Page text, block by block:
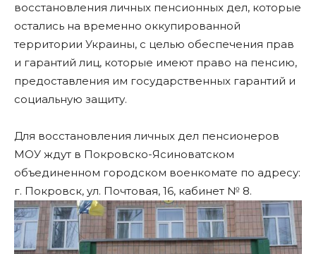
восстановления личных пенсионных дел, которые
остались на временно оккупированной
территории Украины, с целью обеспечения прав
и гарантий лиц, которые имеют право на пенсию,
предоставления им государственных гарантий и
социальную защиту.
Для восстановления личных дел пенсионеров
МОУ ждут в Покровско-Ясиноватском
объединенном городском военкомате по адресу:
г. Покровск, ул. Почтовая, 16, кабинет № 8.